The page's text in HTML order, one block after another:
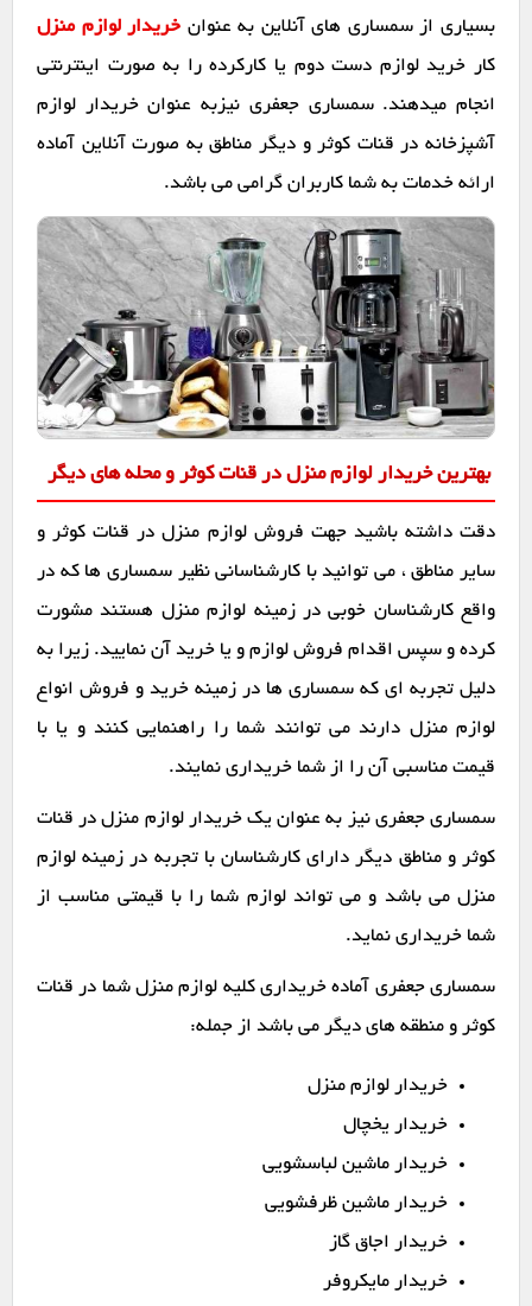
بسیاری از سمساری های آنلاین به عنوان خریدار لوازم منزل
کار خرید لوازم دست دوم یا کارکرده را به صورت اینترنتی
انجام میدهند. سمساری جعفری نیزبه عنوان خریدار لوازم
آشپزخانه در قنات کوثر و دیگر مناطق به صورت آنلاین آماده
ارائه خدمات به شما کاربران گرامی می باشد.
بهترین خریدار لوازم منزل در قنات کوثر و محله های دیگر
دقت داشته باشید جهت فروش لوازم منزل در قنات کوثر و
سایر مناطق ، می توانید با کارشناسانی نظیر سمساری ها که در
واقع کارشناسان خوبی در زمینه لوازم منزل هستند مشورت
کرده و سپس اقدام فروش لوازم و یا خرید آن نمایید. زیرا به
دلیل تجربه ای که سمساری ها در زمینه خرید و فروش انواع
لوازم منزل دارند می توانند شما را راهنمایی کنند و یا با
قیمت مناسبی آن را از شما خریداری نمایند.
سمساری جعفری نیز به عنوان یک خریدار لوازم منزل در قنات
کوثر و مناطق دیگر دارای کارشناسان با تجربه در زمینه لوازم
منزل می باشد و می تواند لوازم شما را با قیمتی مناسب از
شما خریداری نماید.
سمساری جعفری آماده خریداری کلیه لوازم منزل شما در قنات
کوثر و منطقه های دیگر می باشد از جمله:
خریدار لوازم منزل
خریدار یخچال
خریدار ماشین لباسشویی
خریدار ماشین ظرفشویی
خریدار اجاق گاز
خریدار مایکروفر